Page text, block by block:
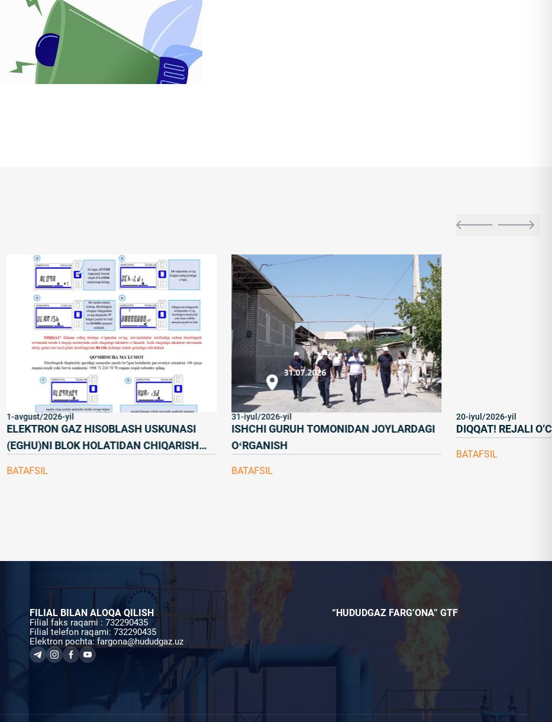
1-avgust/2026-yil
ELEKTRON GAZ HISOBLASH USKUNASI
(EGHU)NI BLOK HOLATIDAN CHIQARISH
BATAFSIL
31-iyul/2026-yil
ISHCHI GURUH TOMONIDAN JOYLARDAGI
OʻRGANISH
BATAFSIL
20-iyul/2026-yil
DIQQAT! REJALI
BATAFSIL
FILIAL BILAN ALOQA QILISH
Filial faks raqami : 732290435
Filial telefon raqami: 732290435
Elektron pochta: fargona@hududgaz.uz
“HUDUDGAZ FARG’ONA” GTF